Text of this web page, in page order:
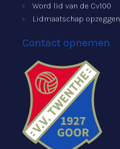
Word lid van de Cv100
Lidmaatschap opzeggen
Contact opnemen